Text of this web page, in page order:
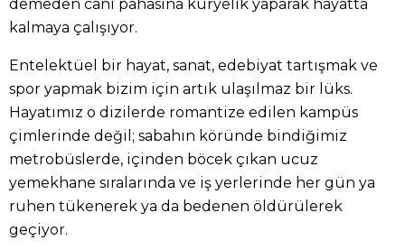
demeden canı pahasına kuryelik yaparak hayatta
kalmaya çalışıyor.
Entelektüel bir hayat, sanat, edebiyat tartışmak ve
spor yapmak bizim için artık ulaşılmaz bir lüks.
Hayatımız o dizilerde romantize edilen kampüs
çimlerinde değil; sabahın köründe bindiğimiz
metrobüslerde, içinden böcek çıkan ucuz
yemekhane sıralarında ve iş yerlerinde her gün ya
ruhen tükenerek ya da bedenen öldürülerek
geçiyor.